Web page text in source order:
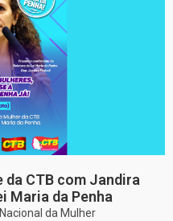
da CTB com Jandira
Maria da Penha
da Mulher